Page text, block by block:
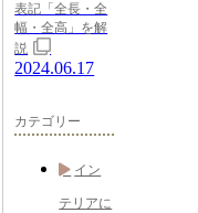
表記「全長・全
幅・全高」を解
説
2024.06.17
カテゴリー
イン
テリアに